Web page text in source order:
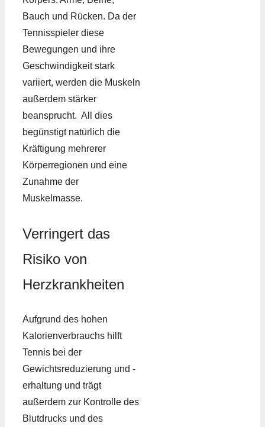
Bauch und Rücken. Da der
Tennisspieler diese
Bewegungen und ihre
Geschwindigkeit stark
variiert, werden die Muskeln
außerdem stärker
beansprucht. All dies
begünstigt natürlich die
Kräftigung mehrerer
Körperregionen und eine
Zunahme der
Muskelmasse.
Verringert das
Risiko von
Herzkrankheiten
Aufgrund des hohen
Kalorienverbrauchs hilft
Tennis bei der
Gewichtsreduzierung und -
erhaltung und trägt
außerdem zur Kontrolle des
Blutdrucks und des